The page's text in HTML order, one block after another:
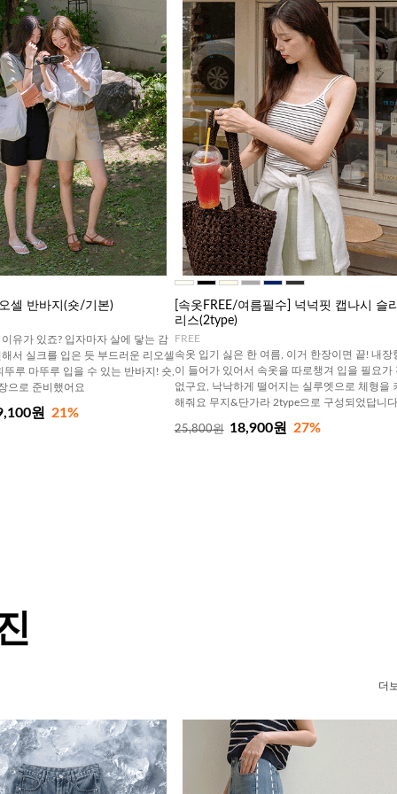
셀 반바지(숏/기본)
유가 있죠? 입자마자 살에 닿는 감
서 실크를 입은 듯 부드러운 리오셀
루 마뚜루 입을 수 있는 반바지! 숏,
으로 준비했어요
원 21%
[속옷FREE/여름필수] 넉넉핏 캡나시 슬
리스(2type)
FREE
속옷 입기 싫은 한 여름, 이거 한장이면 끝! 내장
이 들어가 있어서 속옷을 따로챙겨 입을 필요가
없구요, 낙낙하게 떨어지는 실루엣으로 체형을
해줘요 무지&단가라 2type으로 구성되었답니다
25,800원 18,900원 27%
더